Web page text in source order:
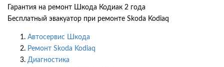
Гарантия на ремонт Шкода Кодиак 2 года
Бесплатный эвакуатор при ремонте Skoda Kodiaq
Автосервис Шкода
Ремонт Skoda Kodiaq
Диагностика